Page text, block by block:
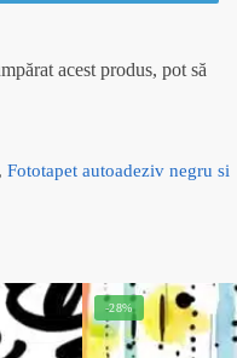
acest produs, pot să
, Fototapet autoadeziv negru si
-28%